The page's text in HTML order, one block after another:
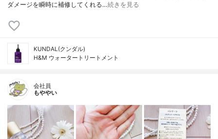
ダメージを瞬時に補修してくれる…続きを見る
KUNDAL(クンダル)
H&M ウォータートリートメント
会社員
もややい